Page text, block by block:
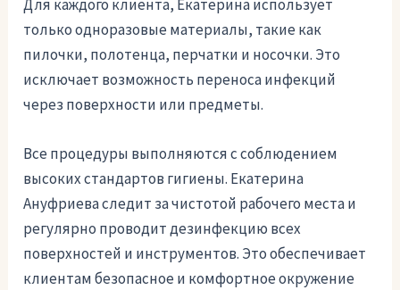
Для каждого клиента, Екатерина использует
только одноразовые материалы, такие как
пилочки, полотенца, перчатки и носочки. Это
исключает возможность переноса инфекций
через поверхности или предметы.
Все процедуры выполняются с соблюдением
высоких стандартов гигиены. Екатерина
Ануфриева следит за чистотой рабочего места и
регулярно проводит дезинфекцию всех
поверхностей и инструментов. Это обеспечивает
клиентам безопасное и комфортное окружение